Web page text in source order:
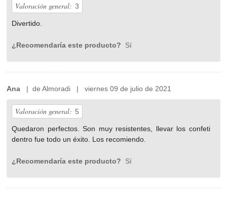
Valoración general: 3
Divertido.
¿Recomendaría este producto? Sí
Ana | de Almoradi | viernes 09 de julio de 2021
Valoración general: 5
Quedaron perfectos. Son muy resistentes, llevar los confeti
dentro fue todo un éxito. Los recomiendo.
¿Recomendaría este producto? Sí